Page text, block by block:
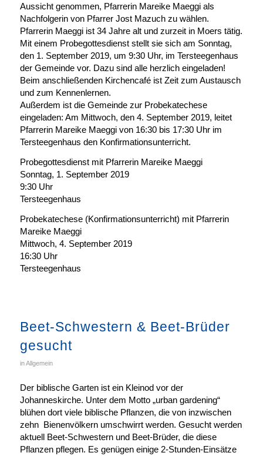
Aussicht genommen, Pfarrerin Mareike Maeggi als
Nachfolgerin von Pfarrer Jost Mazuch zu wählen.
Pfarrerin Maeggi ist 34 Jahre alt und zurzeit in Moers tätig.
Mit einem Probegottesdienst stellt sie sich am Sonntag,
den 1. September 2019, um 9:30 Uhr, im Tersteegenhaus
der Gemeinde vor. Dazu sind alle herzlich eingeladen!
Beim anschließenden Kirchencafé ist Zeit zum Austausch
und zum Kennenlernen.
Außerdem ist die Gemeinde zur Probekatechese
eingeladen: Am Mittwoch, den 4. September 2019, leitet
Pfarrerin Mareike Maeggi von 16:30 bis 17:30 Uhr im
Tersteegenhaus den Konfirmationsunterricht.
Probegottesdienst mit Pfarrerin Mareike Maeggi
Sonntag, 1. September 2019
9:30 Uhr
Tersteegenhaus
Probekatechese (Konfirmationsunterricht) mit Pfarrerin
Mareike Maeggi
Mittwoch, 4. September 2019
16:30 Uhr
Tersteegenhaus
Beet-Schwestern & Beet-Brüder
gesucht
inAllgemein
Der biblische Garten ist ein Kleinod vor der
Johanneskirche. Unter dem Motto „urban gardening“
blühen dort viele biblische Pflanzen, die von inzwischen
zehn Bienenvölkern umschwirrt werden. Gesucht werden
aktuell Beet-Schwestern und Beet-Brüder, die diese
Pflanzen pflegen. Es genügen einige 2-Stunden-Einsätze